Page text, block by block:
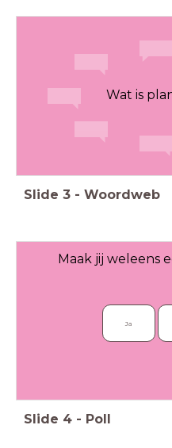
Wat is
Slide 3 - Woordweb
Maak jij weleens
Ja
Slide 4 - Poll